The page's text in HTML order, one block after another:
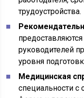
трудоустройства.
руководителей
уровня
Медицинская
специальности